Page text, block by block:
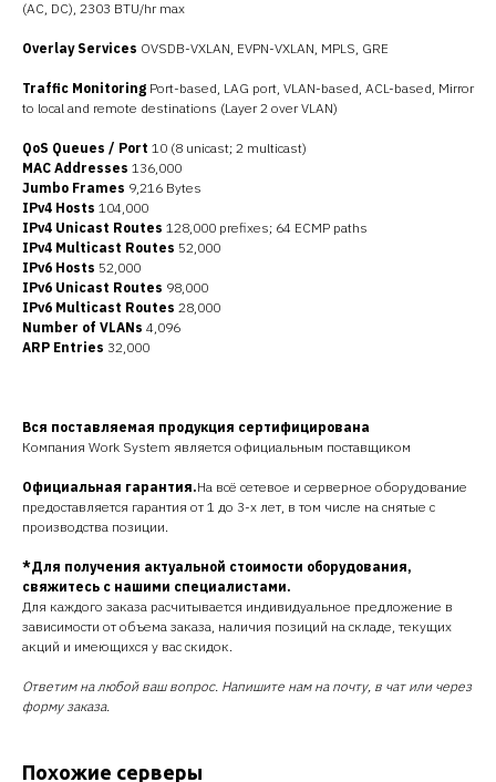
(AC, DC), 2303 BTU/hr max
Overlay Services OVSDB-VXLAN, EVPN-VXLAN, MPLS, GRE
Traffic Monitoring Port-based, LAG port, VLAN-based, ACL-based, Mirror
to local and remote destinations (Layer 2 over VLAN)
QoS Queues / Port 10 (8 unicast; 2 multicast)
MAC Addresses 136,000
Jumbo Frames 9,216 Bytes
IPv4 Hosts 104,000
IPv4 Unicast Routes 128,000 prefixes; 64 ECMP paths
IPv4 Multicast Routes 52,000
IPv6 Hosts 52,000
IPv6 Unicast Routes 98,000
IPv6 Multicast Routes 28,000
Number of VLANs 4,096
ARP Entries 32,000
Вся поставляемая продукция сертифицирована
Компания Work System является официальным поставщиком
Официальная гарантия.На всё сетевое и серверное оборудование
предоставляется гарантия от 1 до 3-х лет, в том числе на снятые с
производства позиции.
*Для получения актуальной стоимости оборудования,
свяжитесь с нашими специалистами.
Для каждого заказа расчитывается индивидуальное предложение в
зависимости от объема заказа, наличия позиций на складе, текущих
акций и имеющихся у вас скидок.
Ответим на любой ваш вопрос. Напишите нам на почту, в чат или через
форму заказа.
Похожие серверы